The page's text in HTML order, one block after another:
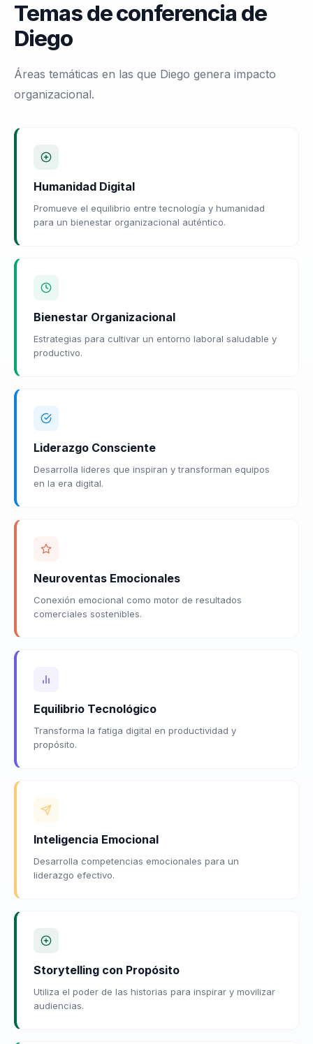
Temas de conferencia de
Diego
Áreas temáticas en las que Diego genera impacto
organizacional.
Humanidad Digital
Promueve el equilibrio entre tecnología y humanidad
para un bienestar organizacional auténtico.
Bienestar Organizacional
Estrategias para cultivar un entorno laboral saludable y
productivo.
Liderazgo Consciente
Desarrolla líderes que inspiran y transforman equipos
en la era digital.
Neuroventas Emocionales
Conexión emocional como motor de resultados
comerciales sostenibles.
Equilibrio Tecnológico
Transforma la fatiga digital en productividad y
propósito.
Inteligencia Emocional
Desarrolla competencias emocionales para un
liderazgo efectivo.
Storytelling con Propósito
Utiliza el poder de las historias para inspirar y movilizar
audiencias.